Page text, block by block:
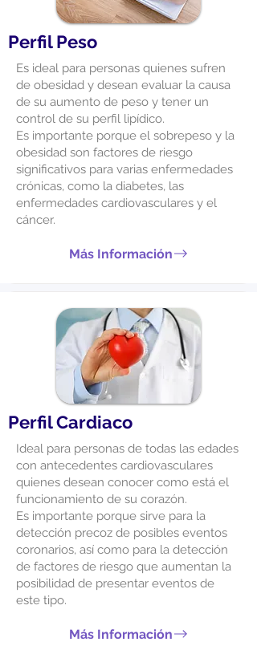
Perfil Peso
Es ideal para personas quienes sufren
de obesidad y desean evaluar la causa
de su aumento de peso y tener un
control de su perfil lipídico.
Es importante porque el sobrepeso y la
obesidad son factores de riesgo
significativos para varias enfermedades
crónicas, como la diabetes, las
enfermedades cardiovasculares y el
cáncer.
Más Información
Perfil Cardiaco
Ideal para personas de todas las edades
con antecedentes cardiovasculares
quienes desean conocer como está el
funcionamiento de su corazón.
Es importante porque sirve para la
detección precoz de posibles eventos
coronarios, así como para la detección
de factores de riesgo que aumentan la
posibilidad de presentar eventos de
este tipo.
Más Información